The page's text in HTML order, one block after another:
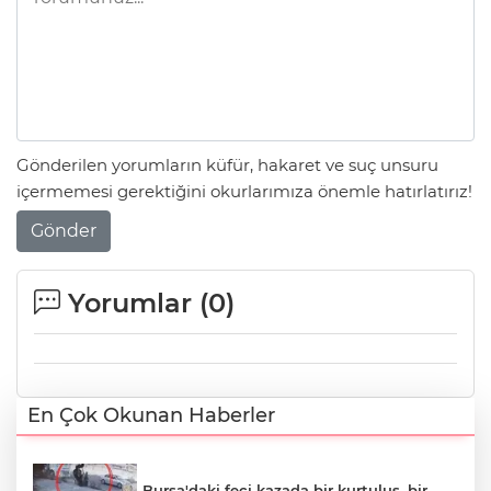
Gönderilen yorumların küfür, hakaret ve suç unsuru
içermemesi gerektiğini okurlarımıza önemle hatırlatırız!
Gönder
Yorumlar (0)
En Çok Okunan Haberler